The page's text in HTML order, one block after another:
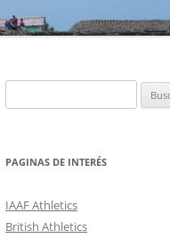
PAGINAS DE INTERÉS
IAAF Athletics
British Athletics